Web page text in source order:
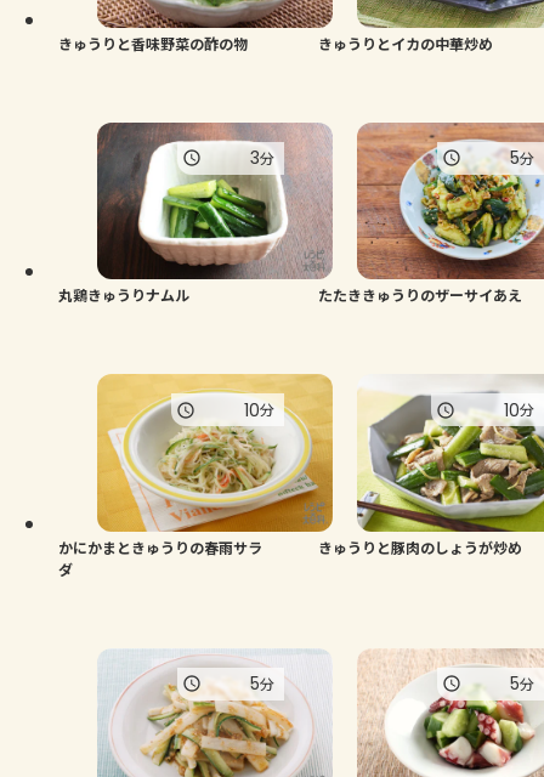
きゅうりと香味野菜の酢の物 きゅうりとイカの中華炒め
丸鶏きゅうりナムル
3分
たたききゅうりのザーサイあえ
5分
かにかまときゅうりの春雨サラ
ダ
10分
きゅうりと豚肉のしょうが炒め
10分
5分 5分